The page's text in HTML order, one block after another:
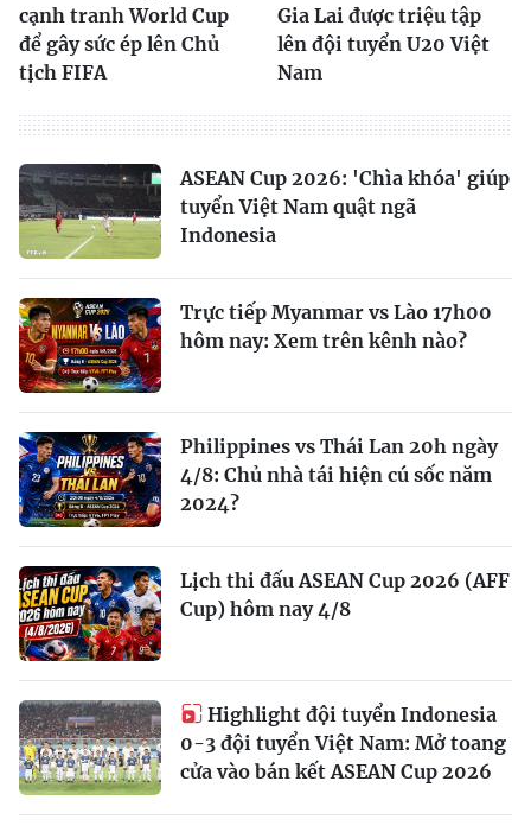
cạnh tranh World Cup
để gây sức ép lên Chủ
tịch FIFA
Gia Lai được triệu tập
lên đội tuyển U20 Việt
Nam
ASEAN Cup 2026: 'Chìa khóa' giúp
tuyển Việt Nam quật ngã
Indonesia
Trực tiếp Myanmar vs Lào 17h00
hôm nay: Xem trên kênh nào?
Philippines vs Thái Lan 20h ngày
4/8: Chủ nhà tái hiện cú sốc năm
2024?
Lịch thi đấu ASEAN Cup 2026 (AFF
Cup) hôm nay 4/8
Highlight đội tuyển Indonesia
0-3 đội tuyển Việt Nam: Mở toang
cửa vào bán kết ASEAN Cup 2026